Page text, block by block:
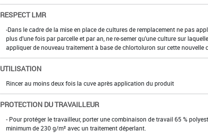
RESPECT LMR
-Dans le cadre de la mise en place de cultures de remplacement ne pas
plus d'une fois par parcelle et par an, ne re-semer qu'une culture sur
appliquer de nouveau traitement à base de chlortoluron sur cette nouvelle
UTILISATION
Rincer au moins deux fois la cuve après application du produit
PROTECTION DU TRAVAILLEUR
- Pour protéger le travailleur, porter une combinaison de travail 65 %
minimum de 230 g/m² avec un traitement déperlant.